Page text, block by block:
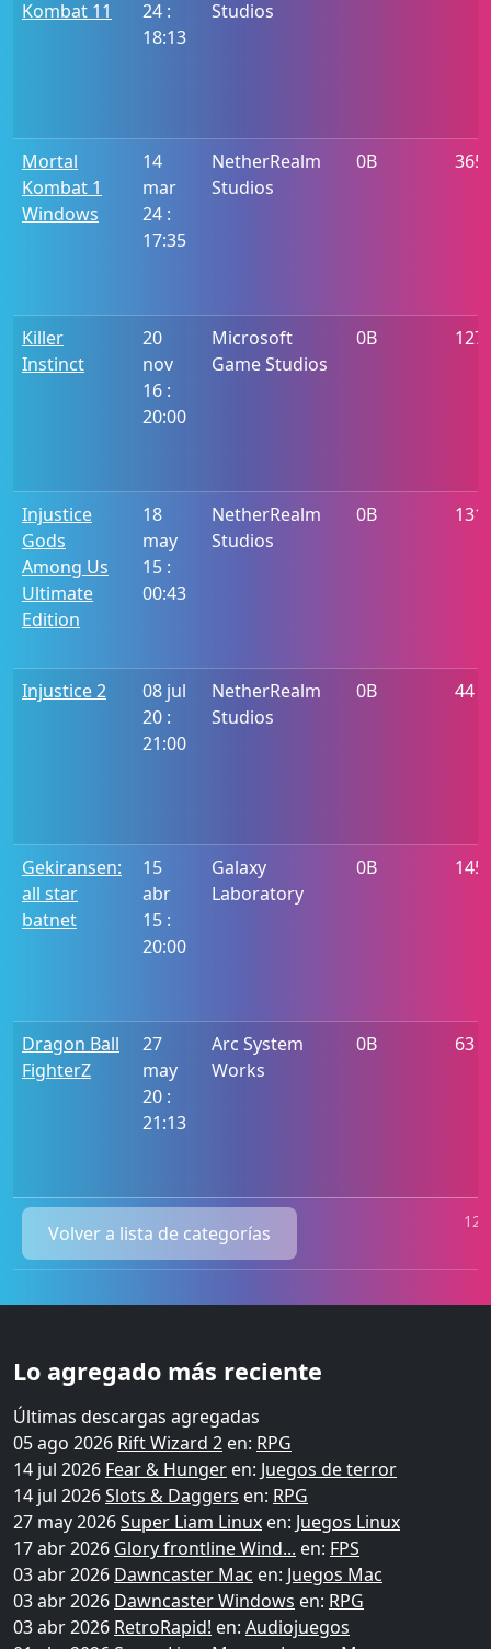
Kombat 11
24 :
18:13
Studios
Mortal
Kombat 1
Windows
14
mar
24 :
17:35
NetherRealm
Studios
0B
Killer
Instinct
20
nov
16 :
20:00
Microsoft
Game Studios
0B
Injustice
Gods
Among Us
Ultimate
Edition
18
may
15 :
00:43
NetherRealm
Studios
0B 131
Injustice 2
08 jul
20 :
21:00
NetherRealm
Studios
0B 44
Gekiransen:
all star
batnet
15
abr
15 :
20:00
Galaxy
Laboratory
0B
Dragon Ball
FighterZ
27
may
20 :
21:13
Arc System
Works
0B 63
Volver a lista de categorías
Lo agregado más reciente
Últimas descargas agregadas
05 ago 2026 Rift Wizard 2 en: RPG
14 jul 2026 Fear & Hunger en: Juegos de terror
14 jul 2026Slots & Daggers en: RPG
27 may 2026Super Liam Linux en: Juegos Linux
17 abr 2026 Glory frontline Wind... en: FPS
03 abr 2026 Dawncaster Mac en: Juegos Mac
03 abr 2026 Dawncaster Windows en: RPG
03 abr 2026 RetroRapid! en: Audiojuegos